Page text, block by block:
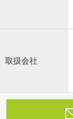
取扱会社